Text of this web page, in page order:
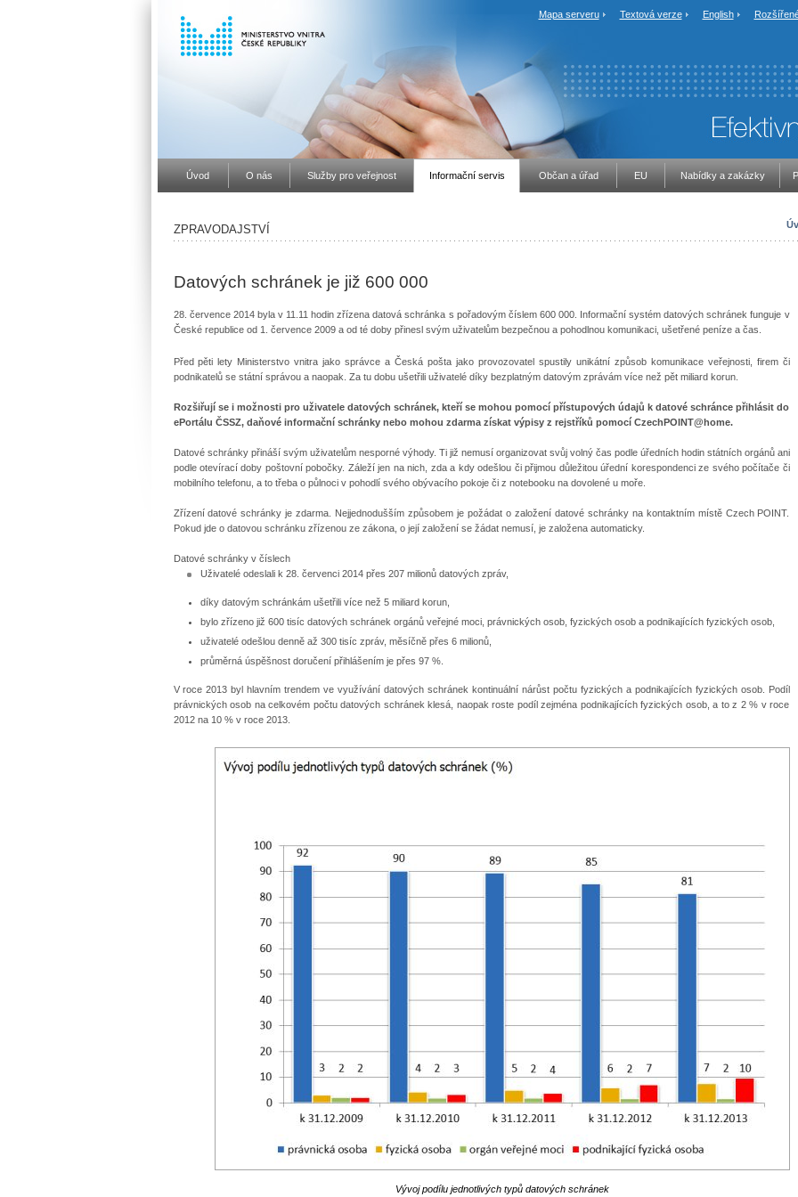
Mapa serveru Textová verze English
Úvod O nás Služby pro veřejnost Informační servis Občan a úřad EU Nabídky a zakázky
ZPRAVODAJSTVÍ
Datových schránek je již 600 000
28. července 2014 byla v 11.11 hodin zřízena datová schránka s pořadovým číslem 600 000. Informační systém datových schránek funguje v
České republice od 1. července 2009 a od té doby přinesl svým uživatelům bezpečnou a pohodlnou komunikaci, ušetřené peníze a čas.
Před pěti lety Ministerstvo vnitra jako správce a Česká pošta jako provozovatel spustily unikátní způsob komunikace veřejnosti, firem či
podnikatelů se státní správou a naopak. Za tu dobu ušetřili uživatelé díky bezplatným datovým zprávám více než pět miliard korun.
Rozšiřují se i možnosti pro uživatele datových schránek, kteří se mohou pomocí přístupových údajů k datové schránce přihlásit do
ePortálu ČSSZ, daňové informační schránky nebo mohou zdarma získat výpisy z rejstříků pomocí CzechPOINT@home.
Datové schránky přináší svým uživatelům nesporné výhody. Ti již nemusí organizovat svůj volný čas podle úředních hodin státních orgánů ani
podle otevírací doby poštovní pobočky. Záleží jen na nich, zda a kdy odešlou či přijmou důležitou úřední korespondenci ze svého počítače či
mobilního telefonu, a to třeba o půlnoci v pohodlí svého obývacího pokoje či z notebooku na dovolené u moře.
Zřízení datové schránky je zdarma. Nejjednodušším způsobem je požádat o založení datové schránky na kontaktním místě Czech POINT.
Pokud jde o datovou schránku zřízenou ze zákona, o její založení se žádat nemusí, je založena automaticky.
Datové schránky v číslech
Uživatelé odeslali k 28. červenci 2014 přes 207 milionů datových zpráv,
díky datovým schránkám ušetřili více než 5 miliard korun,
bylo zřízeno již 600 tisíc datových schránek orgánů veřejné moci, právnických osob, fyzických osob a podnikajících fyzických osob,
uživatelé odešlou denně až 300 tisíc zpráv, měsíčně přes 6 milionů,
průměrná úspěšnost doručení přihlášením je přes 97 %.
V roce 2013 byl hlavním trendem ve využívání datových schránek kontinuální nárůst počtu fyzických a podnikajících fyzických osob. Podíl
právnických osob na celkovém počtu datových schránek klesá, naopak roste podíl zejména podnikajících fyzických osob, a to z 2 % v roce
2012 na 10 % v roce 2013.
Vývoj podílu jednotlivých typů datových schránek